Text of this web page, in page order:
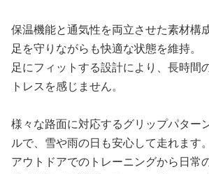
保温機能と通気性を両立させた素材構
足を守りながらも快適な状態を維持。
足にフィットする設計により、長時間
トレスを感じません。
様々な路面に対応するグリップパター
ルで、雪や雨の日も安心して走れます。
アウトドアでのトレーニングから日常